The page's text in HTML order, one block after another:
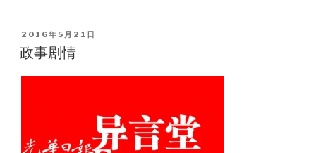
POSTED
ON
2016年5月21日
政事剧情